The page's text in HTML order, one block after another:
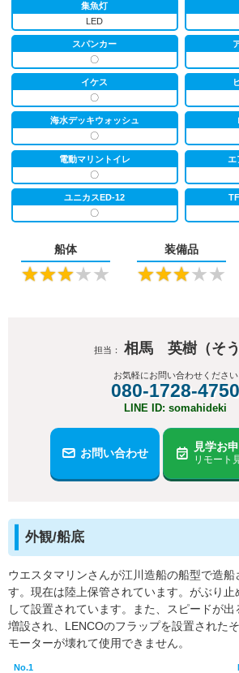
集魚灯
LED
スパンカー
〇
イケス
〇
海水デッキウォッシュ
〇
電動マリントイレ
〇
エ
ユニカスED-12
〇
船体
★★★★★
装備品
★★★★★
担当： 相馬 英樹（そう
お気軽にお問い合わせください
080-1728-4750
LINE ID: somahideki
お問い合わせ 見学お
リモート
外観/船底
ウエスタマリンさんが江川造船の船型で造
す。現在は陸上保管されています。がぶり
して設置されています。また、スピードが
増設され、LENCOのフラップを設置された
モーターが壊れて使用できません。
No.1